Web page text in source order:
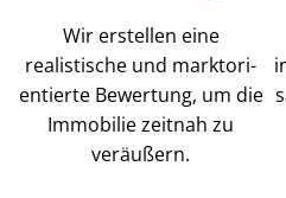
Wir erstellen eine
realistische und markt­ori­
en­tier­te Bewertung, um die
Immobilie zeitnah zu
veräußern.